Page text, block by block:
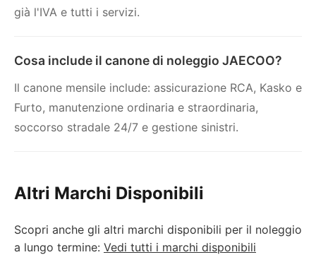
già l'IVA e tutti i servizi.
Cosa include il canone di noleggio JAECOO?
Il canone mensile include: assicurazione RCA, Kasko e
Furto, manutenzione ordinaria e straordinaria,
soccorso stradale 24/7 e gestione sinistri.
Altri Marchi Disponibili
Scopri anche gli altri marchi disponibili per il noleggio
a lungo termine: Vedi tutti i marchi disponibili